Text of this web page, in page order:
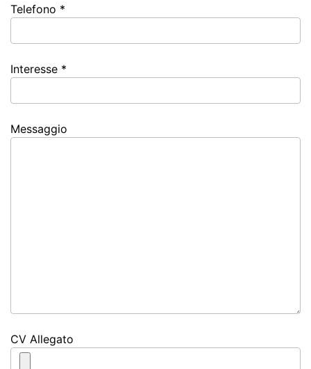
Telefono *
Interesse *
Messaggio
CV Allegato